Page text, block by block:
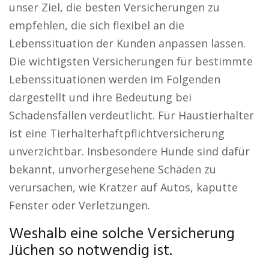
unser Ziel, die besten Versicherungen zu
empfehlen, die sich flexibel an die
Lebenssituation der Kunden anpassen lassen.
Die wichtigsten Versicherungen für bestimmte
Lebenssituationen werden im Folgenden
dargestellt und ihre Bedeutung bei
Schadensfällen verdeutlicht. Für Haustierhalter
ist eine Tierhalterhaftpflichtversicherung
unverzichtbar. Insbesondere Hunde sind dafür
bekannt, unvorhergesehene Schäden zu
verursachen, wie Kratzer auf Autos, kaputte
Fenster oder Verletzungen.
Weshalb eine solche Versicherung
Jüchen so notwendig ist.